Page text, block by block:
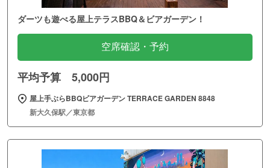
ダーツも遊べる屋上テラスBBQ＆ビアガーデン！
空席確認・予約
平均予算 5,000円
屋上手ぶらBBQビアガーデン TERRACE GARDEN 8848
新大久保駅／東京都